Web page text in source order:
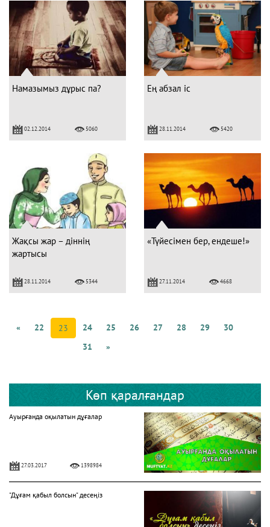
Намазымыз дұрыс па?
02.12.2014 5060
Ең абзал іс
28.11.2014 5420
Жақсы жар – дiннiң
жартысы
28.11.2014 5344
«Түйесімен бер, ендеше!»
27.11.2014 4668
« 22 23 24 25 26 27 28 29
30
31
»
Көп қаралғандар
Ауырғанда оқылатын дұғалар
27.03.2017 1398984
"Дұғам қабыл болсын" десеңіз